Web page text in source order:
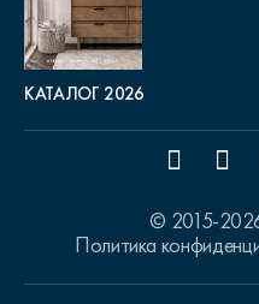
КАТАЛОГ 2026
© 2015-
Политика